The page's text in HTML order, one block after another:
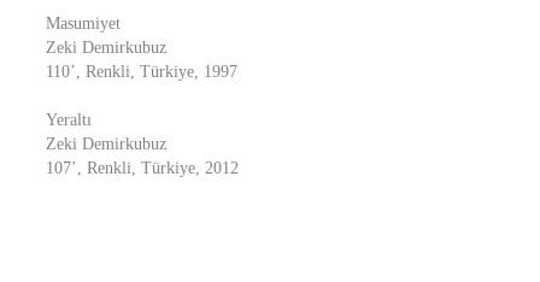
Masumiyet
Zeki Demirkubuz
110’, Renkli, Türkiye, 1997
Yeraltı
Zeki Demirkubuz
107’, Renkli, Türkiye, 2012